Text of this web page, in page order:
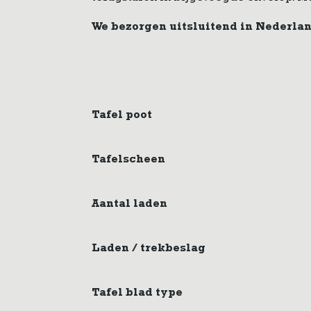
We bezorgen uitsluitend in
Tafel poot
Tafelscheen
Aantal laden
Laden / trekbeslag
Tafel blad type